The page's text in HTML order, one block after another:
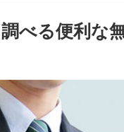
べる便利な